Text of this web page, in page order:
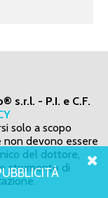
s.r.l. - P.I. e C.F.
solo a scopo
non devono essere
del dottore,
strumento di